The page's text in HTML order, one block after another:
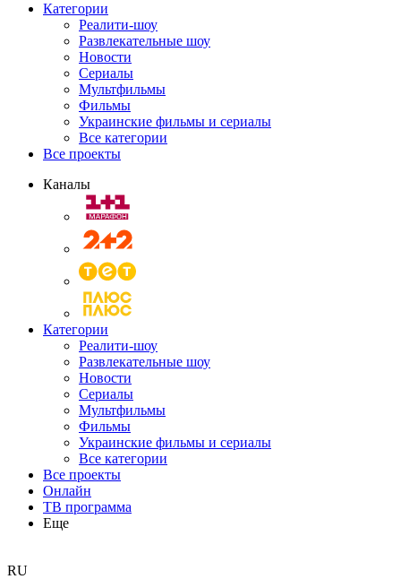
Категории
Реалити-шоу
Развлекательные шоу
Новости
Сериалы
Мультфильмы
Фильмы
Украинские фильмы и сериалы
Все категории
Все проекты
Каналы
Категории
Реалити-шоу
Развлекательные шоу
Новости
Сериалы
Мультфильмы
Фильмы
Украинские фильмы и сериалы
Все категории
Все проекты
Онлайн
ТВ программа
Еще
RU